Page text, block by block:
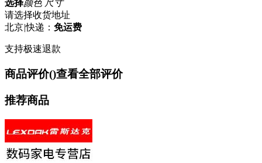
选择颜色 尺寸
请选择收货地址
北京|快递： 免运费
支持极速退款
商品评价()查看全部评价
推荐商品